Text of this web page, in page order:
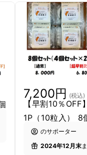
上げた大根をた
本社を構える創
高菜漬を全国の
京銀座の某高
ています。
7,200円 (税込)
【早割10％
1P（10粒入） 8
のサポーター
2024年12月末